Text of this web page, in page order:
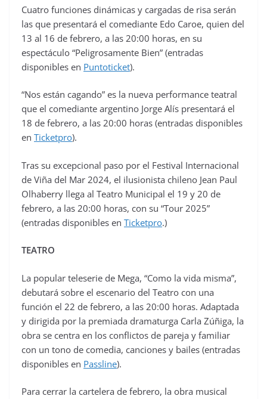
Cuatro funciones dinámicas y cargadas de risa serán
las que presentará el comediante Edo Caroe, quien del
13 al 16 de febrero, a las 20:00 horas, en su
espectáculo “Peligrosamente Bien” (entradas
disponibles en Puntoticket).
“Nos están cagando” es la nueva performance teatral
que el comediante argentino Jorge Alís presentará el
18 de febrero, a las 20:00 horas (entradas disponibles
en Ticketpro).
Tras su excepcional paso por el Festival Internacional
de Viña del Mar 2024, el ilusionista chileno Jean Paul
Olhaberry llega al Teatro Municipal el 19 y 20 de
febrero, a las 20:00 horas, con su “Tour 2025”
(entradas disponibles en Ticketpro.)
TEATRO
La popular teleserie de Mega, “Como la vida misma”,
debutará sobre el escenario del Teatro con una
función el 22 de febrero, a las 20:00 horas. Adaptada
y dirigida por la premiada dramaturga Carla Zúñiga, la
obra se centra en los conflictos de pareja y familiar
con un tono de comedia, canciones y bailes (entradas
disponibles en Passline).
Para cerrar la cartelera de febrero, la obra musical